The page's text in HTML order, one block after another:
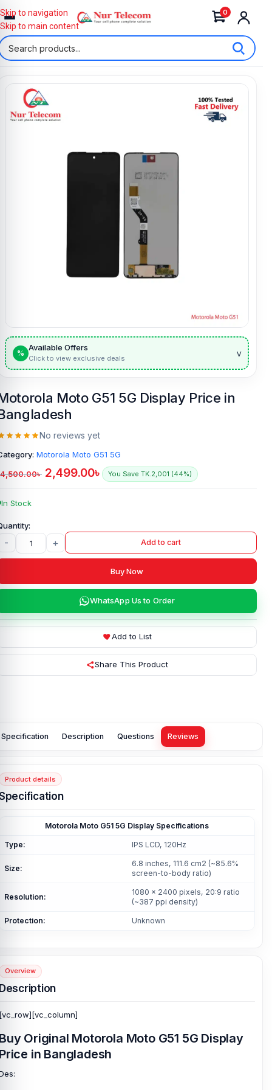
0
Skip to navigation
Skip to main content
%
Available Offers
Click to view exclusive deals v
Moto G51 5G Display Price in
No reviews yet
Motorola Moto G51 5G
4,500.00৳ 2,499.00৳ You Save TK.2,001 (44%)
In Stock
- + Add to cart
Buy Now
WhatsApp Us to Order
Add to List
Share This Product
Specification Description Questions Reviews
Product details
Motorola Moto G51 5G Display Specifications
Type: IPS LCD, 120Hz
Size:
6.8 inches, 111.6 cm2 (~85.6%
screen-to-body ratio)
Resolution:
1080 x 2400 pixels, 20:9 ratio
(~387 ppi density)
Protection: Unknown
Overview
Original Motorola Moto G51 5G Display
in Bangladesh